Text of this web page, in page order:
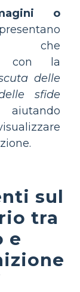
o
che
con la
delle
sfide
aiutando
sul
tra
e